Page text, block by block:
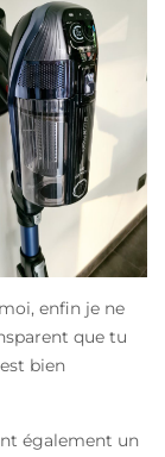
enfin je ne
que tu
bien
également un